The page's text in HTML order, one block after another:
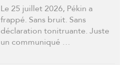
Le 25 juillet 2026, Pékin a
frappé. Sans bruit. Sans
déclaration tonitruante. Juste
un communiqué …